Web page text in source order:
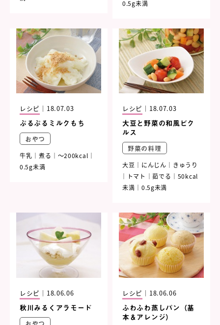
0.5g未満
レシピ ｜ 18.07.03
ぷるぷるミルクもち
おやつ
牛乳 煮る
～200kcal
0.5g未満
レシピ ｜ 18.07.03
大豆と野菜の和風ピク
ルス
野菜の料理
大豆 にんじん
きゅうり
トマト
茹でる
50kcal
未満
0.5g未満
レシピ ｜ 18.06.06
秋川みるくアラモード
レシピ ｜ 18.06.06
ふわふわ蒸しパン（基
本＆アレンジ）